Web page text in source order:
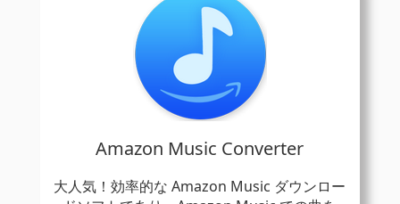
Amazon Music Converter
大人気！効率的な Amazon Music ダウンロー